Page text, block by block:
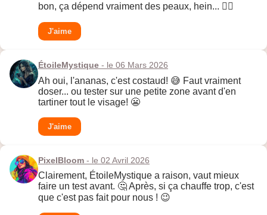
bon, ça dépend vraiment des peaux, hein... 🤷‍♂️
J'aime
ÉtoileMystique - le 06 Mars 2026
Ah oui, l'ananas, c'est costaud! 😅 Faut vraiment
doser... ou tester sur une petite zone avant d'en
tartiner tout le visage! 😬
J'aime
PixelBloom - le 02 Avril 2026
Clairement, ÉtoileMystique a raison, vaut mieux
faire un test avant. 🤔 Après, si ça chauffe trop, c'est
que c'est pas fait pour nous ! 😉